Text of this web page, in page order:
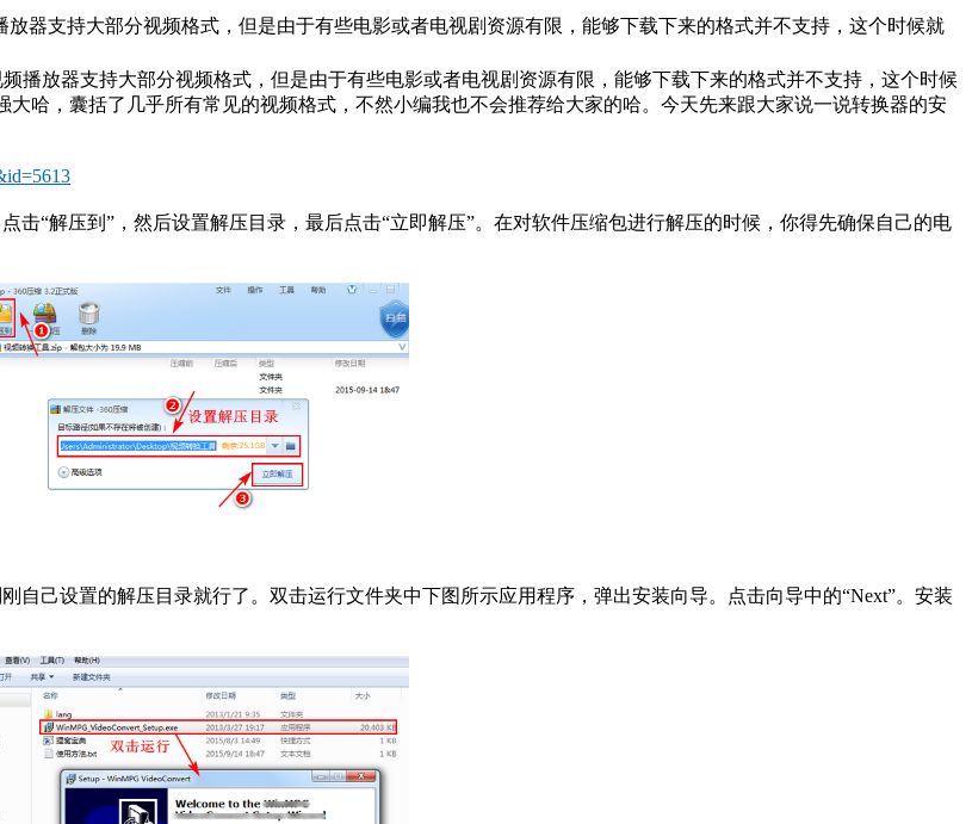
放器支持大部分视频格式，但是由于有些电影或者电视剧资源有限，能够下载下来的格式并不支持，这个时候就
播放器支持大部分视频格式，但是由于有些电影或者电视剧资源有限，能够下载下来的格式并不支持，这个时候
哈，囊括了几乎所有常见的视频格式，不然小编我也不会推荐给大家的哈。今天先来跟大家说一说转换器的安
“解压到”，然后设置解压目录，最后点击“立即解压”。在对软件压缩包进行解压的时候，你得先确保自己的电
己设置的解压目录就行了。双击运行文件夹中下图所示应用程序，弹出安装向导。点击向导中的“Next”。安装